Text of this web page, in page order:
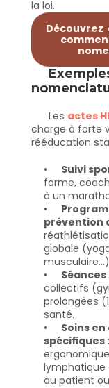
la loi.
Découvrez
Les actes
charge à forte
rééducation
Suivi
forme,
à un
prévention
globale
musculaire…)
collectifs
prolongées
santé.
Soins
spécifiques :
au patient